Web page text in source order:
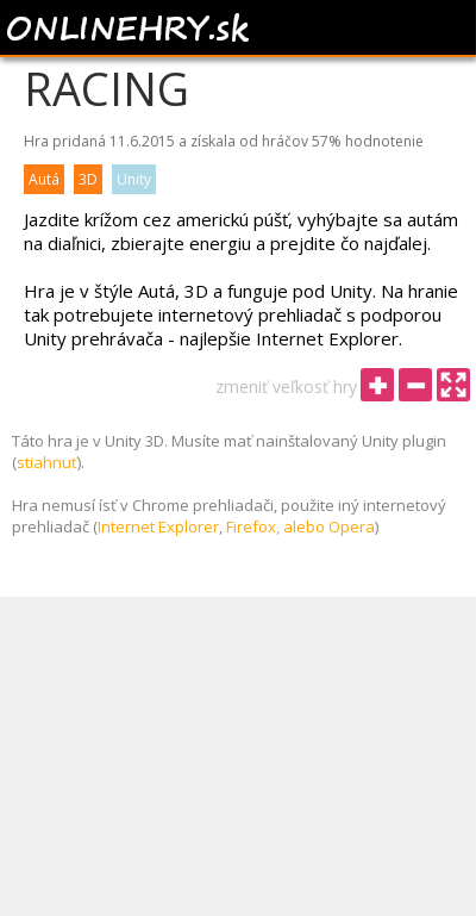
VINTAGE AMERICAN
RACING
Hra pridaná 11.6.2015 a získala od hráčov57% hodnotenie
Autá
3D Unity
Jazdite krížom cez americkú púšť, vyhýbajte sa autám
na diaľnici, zbierajte energiu a prejdite čo najďalej.
Hra je v štýle Autá, 3D a funguje pod Unity. Na hranie
tak potrebujete internetový prehliadač s podporou
Unity prehrávača - najlepšie Internet Explorer.
zmeniť veľkosť hry
Táto hra je v Unity 3D. Musíte mať nainštalovaný Unity plugin
(stiahnuť).
Hra nemusí ísť v Chrome prehliadači, použite iný internetový
prehliadač (Internet Explorer,Firefox, alebo Opera)